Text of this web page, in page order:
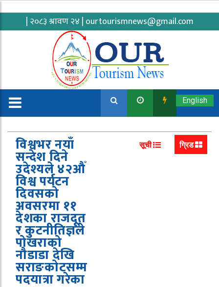
| २०८३ श्रावण २४ | ourtourismnews@gmail.com
English
विश्वभर नयाँ
सन्देश दिने
उदेश्यले ४२औँ
विश्व पर्यटन
दिवसको
अवसरमा ११
देशका राजदूत
र कुटनीतिज्ञले
पोखराको
नौडाडा देखि
सराङकोटसम्म
पदयात्रा गरेका
सूची ग्रिड